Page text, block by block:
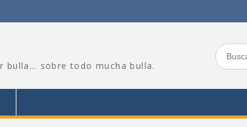
bulla… sobre todo mucha bulla.
Buscar: